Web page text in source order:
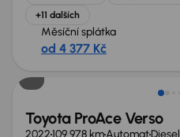
+11 dalších
Měsíční splátka
od 4 377 Kč
Zlevněno o 80 000 Kč
Toyota ProAce Verso
2022109 978 kmAutomatDiesel